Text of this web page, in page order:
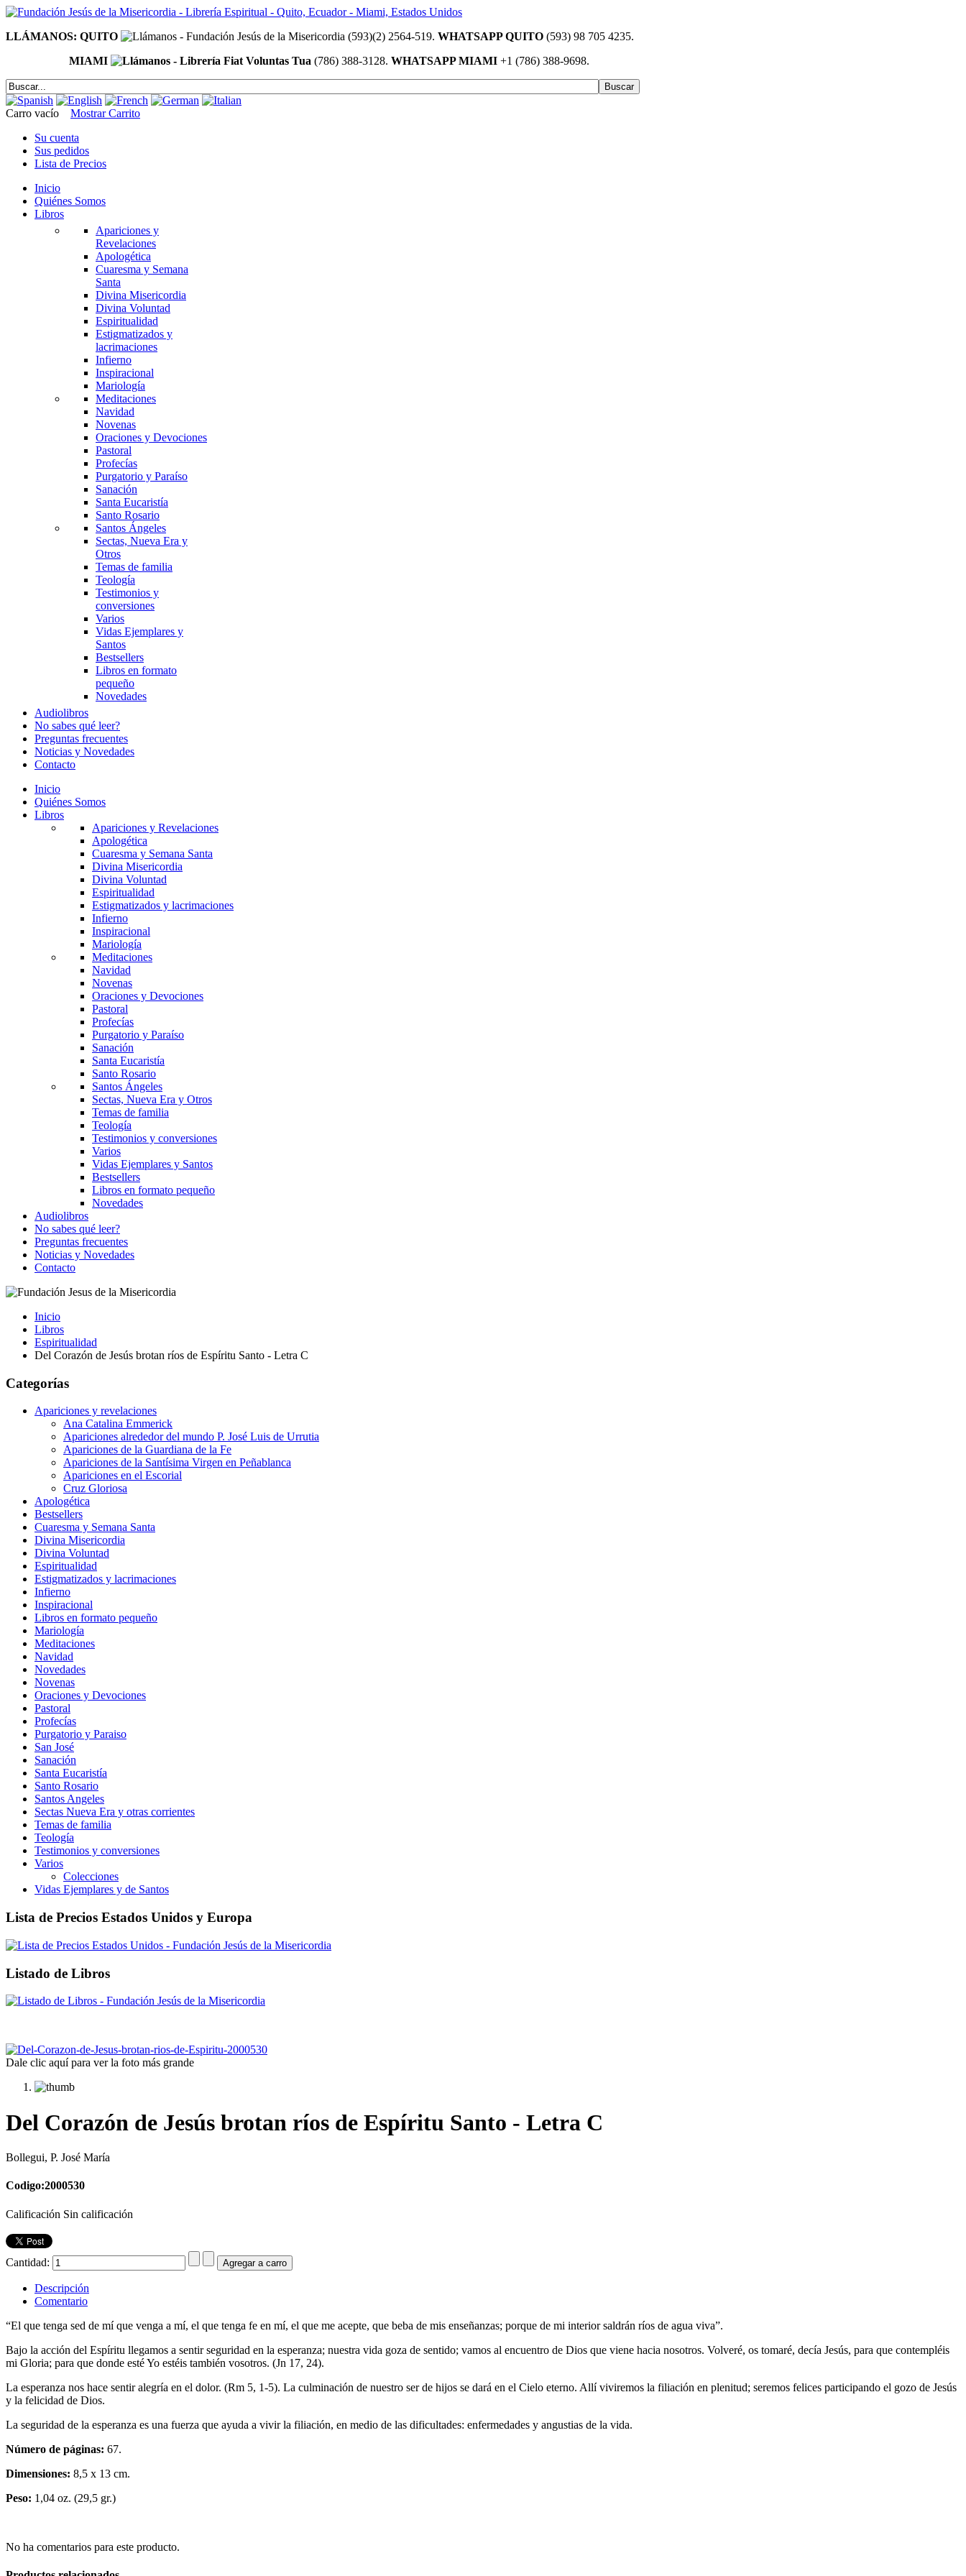
LLÁMANOS: QUITO (593)(2) 2564-519. WHATSAPP QUITO (593) 98 705 4235.
MIAMI
(786) 388-3128. WHATSAPP MIAMI +1 (786) 388-9698.
Carro vacío
Mostrar Carrito
Su cuenta
Sus pedidos
Lista de Precios
Inicio
Quiénes Somos
Libros
Apariciones y
Revelaciones
Apologética
Cuaresma y Semana
Santa
Divina Misericordia
Divina Voluntad
Espiritualidad
Estigmatizados y
lacrimaciones
Infierno
Inspiracional
Mariología
Meditaciones
Navidad
Novenas
Oraciones y Devociones
Pastoral
Profecías
Purgatorio y Paraíso
Sanación
Santa Eucaristía
Santo Rosario
Santos Ángeles
Sectas, Nueva Era y
Otros
Temas de familia
Teología
Testimonios y
conversiones
Varios
Vidas Ejemplares y
Santos
Bestsellers
Libros en formato
pequeño
Novedades
Audiolibros
No sabes qué leer?
Preguntas frecuentes
Noticias y Novedades
Contacto
Inicio
Quiénes Somos
Libros
Apariciones y Revelaciones
Apologética
Cuaresma y Semana Santa
Divina Misericordia
Divina Voluntad
Espiritualidad
Estigmatizados y lacrimaciones
Infierno
Inspiracional
Mariología
Meditaciones
Navidad
Novenas
Oraciones y Devociones
Pastoral
Profecías
Purgatorio y Paraíso
Sanación
Santa Eucaristía
Santo Rosario
Santos Ángeles
Sectas, Nueva Era y Otros
Temas de familia
Teología
Testimonios y conversiones
Varios
Vidas Ejemplares y Santos
Bestsellers
Libros en formato pequeño
Novedades
Audiolibros
No sabes qué leer?
Preguntas frecuentes
Noticias y Novedades
Contacto
Inicio
Libros
Espiritualidad
Del Corazón de Jesús brotan ríos de Espíritu Santo - Letra C
Categorías
Apariciones y revelaciones
Ana Catalina Emmerick
Apariciones alrededor del mundo P. José Luis de Urrutia
Apariciones de la Guardiana de la Fe
Apariciones de la Santísima Virgen en Peñablanca
Apariciones en el Escorial
Cruz Gloriosa
Apologética
Bestsellers
Cuaresma y Semana Santa
Divina Misericordia
Divina Voluntad
Espiritualidad
Estigmatizados y lacrimaciones
Infierno
Inspiracional
Libros en formato pequeño
Mariología
Meditaciones
Navidad
Novedades
Novenas
Oraciones y Devociones
Pastoral
Profecías
Purgatorio y Paraiso
San José
Sanación
Santa Eucaristía
Santo Rosario
Santos Angeles
Sectas Nueva Era y otras corrientes
Temas de familia
Teología
Testimonios y conversiones
Varios
Colecciones
Vidas Ejemplares y de Santos
Lista de Precios Estados Unidos y Europa
Listado de Libros
Dale clic aquí para ver la foto más grande
Del Corazón de Jesús brotan ríos de Espíritu Santo - Letra C
Bollegui, P. José María
Codigo:2000530
Calificación Sin calificación
Cantidad:
Descripción
Comentario
“El que tenga sed de mí que venga a mí, el que tenga fe en mí, el que me acepte, que beba de mis enseñanzas; porque de mi interior saldrán ríos de agua viva”.
Bajo la acción del Espíritu llegamos a sentir seguridad en la esperanza; nuestra vida goza de sentido; vamos al encuentro de Dios que viene hacia nosotros. Volveré, os tomaré, decía Jesús, para que contempléis
mi Gloria; para que donde esté Yo estéis también vosotros. (Jn 17, 24).
La esperanza nos hace sentir alegría en el dolor. (Rm 5, 1-5). La culminación de nuestro ser de hijos se dará en el Cielo eterno. Allí viviremos la filiación en plenitud; seremos felices participando el gozo de Jesús
y la felicidad de Dios.
La seguridad de la esperanza es una fuerza que ayuda a vivir la filiación, en medio de las dificultades: enfermedades y angustias de la vida.
Número de páginas: 67.
Dimensiones: 8,5 x 13 cm.
Peso: 1,04 oz. (29,5 gr.)
No ha comentarios para este producto.